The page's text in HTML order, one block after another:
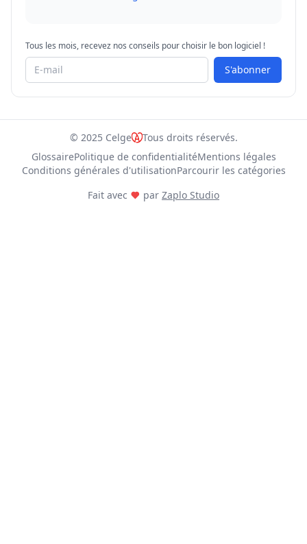
Tous les mois, recevez nos conseils pour choisir le bon logiciel !
S'abonner
© 2025 Celge
Tous droits réservés.
GlossairePolitique de confidentialitéMentions légales
Conditions générales d'utilisationParcourir les catégories
Fait avec
par Zaplo Studio